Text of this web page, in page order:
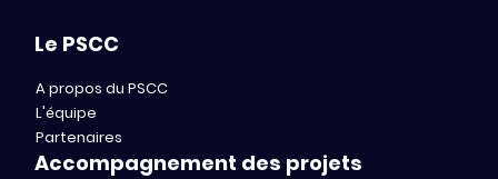
Le PSCC
A propos du PSCC
L'équipe
Partenaires
Accompagnement des projets